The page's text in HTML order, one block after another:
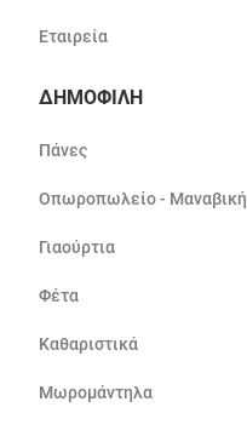
Εταιρεία
ΔΗΜΟΦΙΛΗ
Πάνες
Οπωροπωλείο - Μαναβική
Γιαούρτια
Φέτα
Καθαριστικά
Μωρομάντηλα